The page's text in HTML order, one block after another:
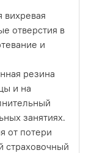
отверстия в
и
резина
и на
занятиях.
от потери
страховочный